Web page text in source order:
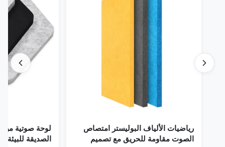
رياضيات الألياف البوليستر امتصاص
الصوت مقاومة للحريق مع تصميم
لوحة صوتية من